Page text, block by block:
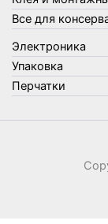
Фонари,
Швабры,
Шнуры,
Электроника
Все для
Электроника
Упаковка
Перчатки